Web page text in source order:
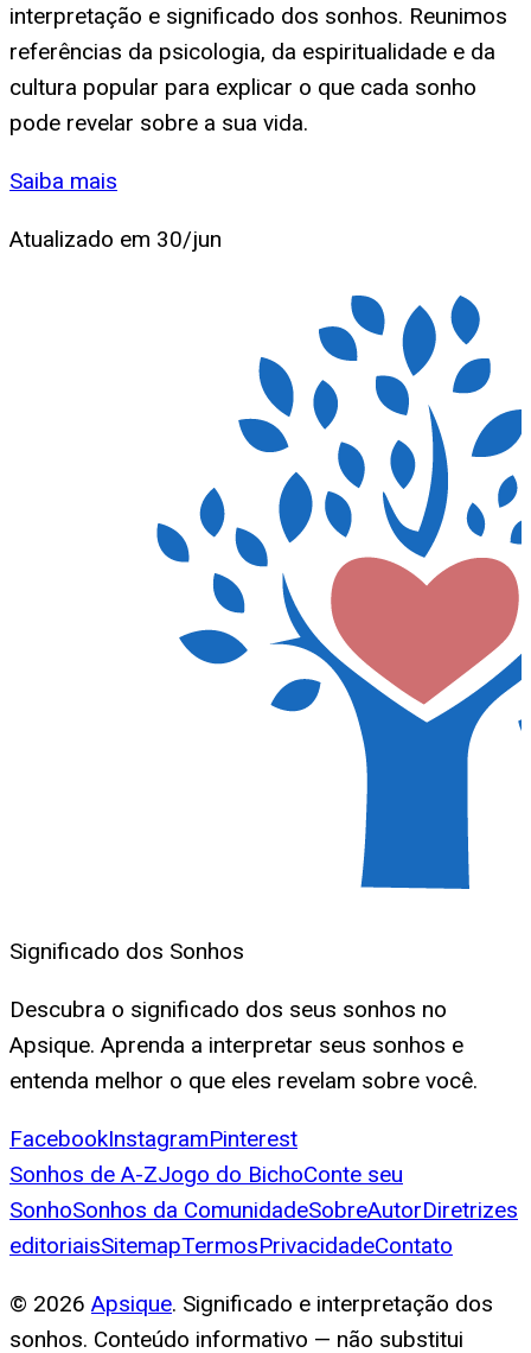
interpretação e significado dos sonhos. Reunimos
referências da psicologia, da espiritualidade e da
cultura popular para explicar o que cada sonho
pode revelar sobre a sua vida.
Saiba mais
Atualizado em 30/jun
Significado dos Sonhos
Descubra o significado dos seus sonhos no
Apsique. Aprenda a interpretar seus sonhos e
entenda melhor o que eles revelam sobre você.
FacebookInstagramPinterest
Sonhos de A-ZJogo do BichoConte seu
SonhoSonhos da ComunidadeSobreAutorDiretrizes
editoriaisSitemapTermosPrivacidadeContato
© 2026 Apsique. Significado e interpretação dos
sonhos. Conteúdo informativo — não substitui